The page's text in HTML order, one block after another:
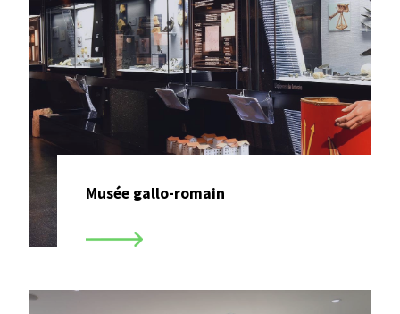
Musée gallo-romain